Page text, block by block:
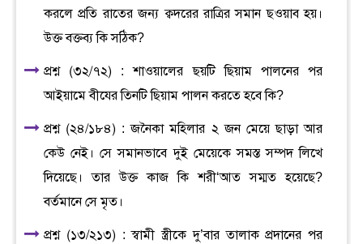
করলে প্রতি রাতের জন্য ক্বদরের রাত্রির সমান ছওয়াব হয়।
উক্ত বক্তব্য কি সঠিক?
প্রশ্ন (৩২/৭২) : শাওয়ালের ছয়টি ছিয়াম পালনের পর
আইয়ামে বীযের তিনটি ছিয়াম পালন করতে হবে কি?
প্রশ্ন (২৪/১৮৪) : জনৈকা মহিলার ২ জন মেয়ে ছাড়া আর
কেউ নেই। সে সমানভাবে দুই মেয়েকে সমস্ত সম্পদ লিখে
দিয়েছে। তার উক্ত কাজ কি শরী‘আত সম্মত হয়েছে?
বর্তমানে সে মৃত।
প্রশ্ন (১৩/২১৩) : স্বামী স্ত্রীকে দু’বার তালাক প্রদানের পর